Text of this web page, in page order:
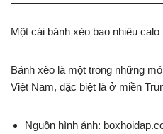
Một cái bánh xèo bao nhiêu calo
Bánh xèo là một trong những
Việt Nam, đặc biệt là ở miền
Nguồn hình ảnh: